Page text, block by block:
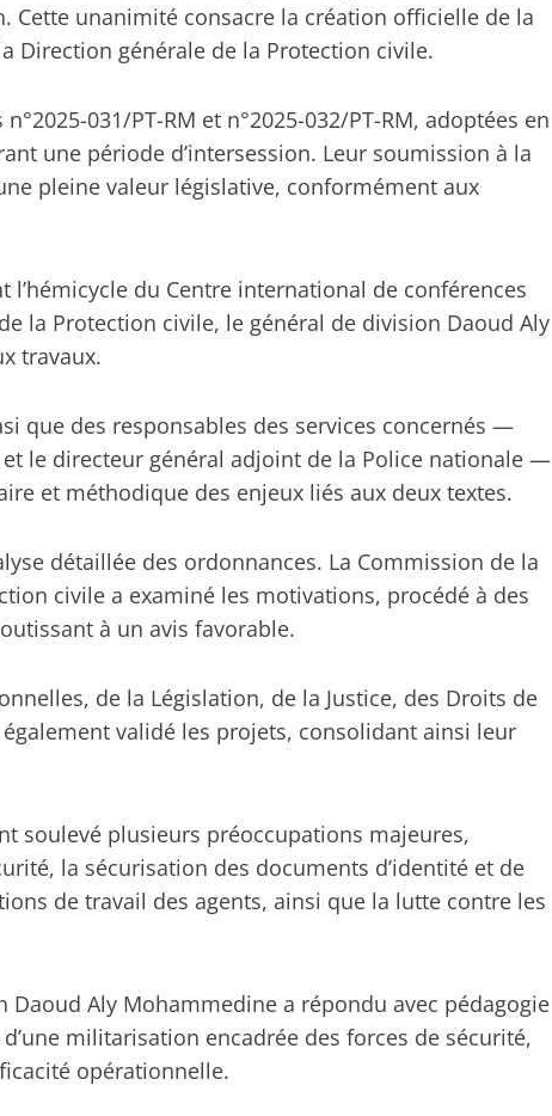
Cette unanimité consacre la création officielle de la
Direction générale de la Protection civile.
031/PT-RM et n°2025-032/PT-RM, adoptées en
une période d’intersession. Leur soumission à la
pleine valeur législative, conformément aux
du Centre international de conférences
la Protection civile, le général de division Daoud Aly
travaux.
que des responsables des services concernés —
le directeur général adjoint de la Police nationale —
et méthodique des enjeux liés aux deux textes.
détaillée des ordonnances. La Commission de la
civile a examiné les motivations, procédé à des
à un avis favorable.
de la Législation, de la Justice, des Droits de
validé les projets, consolidant ainsi leur
soulevé plusieurs préoccupations majeures,
la sécurisation des documents d’identité et de
de travail des agents, ainsi que la lutte contre les
Aly Mohammedine a répondu avec pédagogie
militarisation encadrée des forces de sécurité,
opérationnelle.